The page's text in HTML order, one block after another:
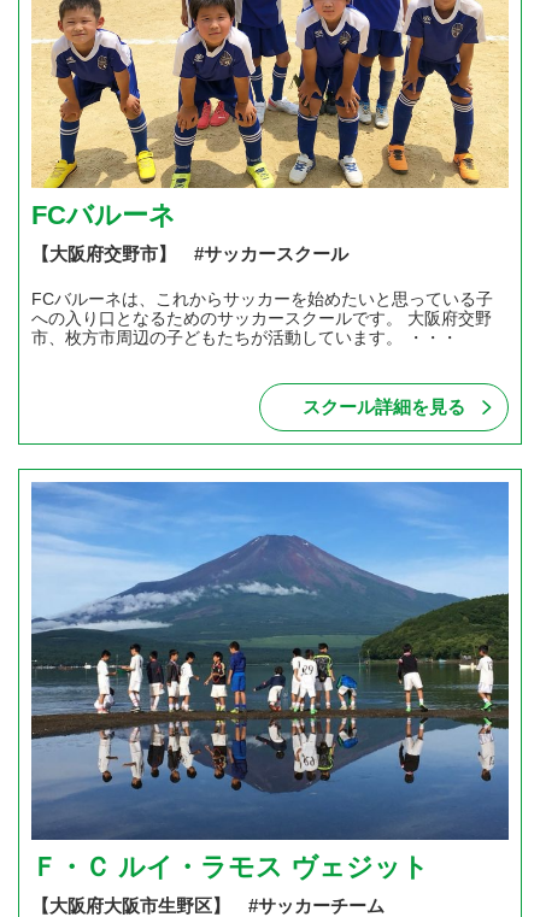
FCバルーネ
【大阪府交野市】 #サッカースクール
FCバルーネは、これからサッカーを始めたいと思っている子
への入り口となるためのサッカースクールです。 大阪府交野
市、枚方市周辺の子どもたちが活動しています。 ・・・
スクール詳細を見る
Ｆ・Ｃ ルイ・ラモス ヴェジット
【大阪府大阪市生野区】 #サッカーチーム